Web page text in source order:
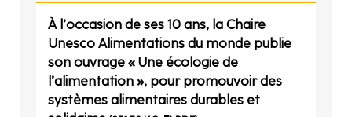
À l’occasion de ses 10 ans, la Chaire
Unesco Alimentations du monde publie
son ouvrage « Une écologie de
l’alimentation », pour promouvoir des
systèmes alimentaires durables et